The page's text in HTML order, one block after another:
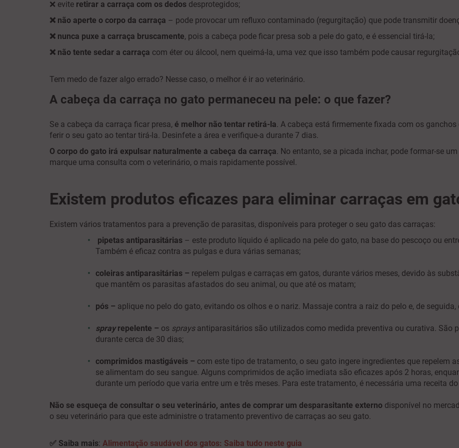
❌ evite retirar a carraça com os dedos desprotegidos;
❌ não aperte o corpo da carraça – pode provocar um refluxo contaminado (regurgitação) que pode transmitir
❌ nunca puxe a carraça bruscamente, pois a cabeça pode ficar presa sob a pele do gato, e é essencial tirá-la;
❌ não tente sedar a carraça com éter ou álcool, nem queimá-la, uma vez que isso também pode causar
Tem medo de fazer algo errado? Nesse caso, o melhor é ir ao veterinário.
A cabeça da carraça no gato permaneceu na pele: o que fazer?
Se a cabeça da carraça ficar presa, é melhor não tentar retirá-la. A cabeça está firmemente fixada com os
ferir o seu gato ao tentar tirá-la. Desinfete a área e verifique-a durante 7 dias.
O corpo do gato irá expulsar naturalmente a cabeça da carraça. No entanto, se a picada inchar, pode formar-se
marque uma consulta com o veterinário, o mais rapidamente possível.
Existem produtos eficazes para eliminar carraças em
Existem vários tratamentos para a prevenção de parasitas, disponíveis para proteger o seu gato das carraças:
pipetas antiparasitárias – este produto líquido é aplicado na pele do gato, na base do pescoço ou
Também é eficaz contra as pulgas e dura várias semanas;
coleiras antiparasitárias – repelem pulgas e carraças em gatos, durante vários meses, devido às
que mantêm os parasitas afastados do seu animal, ou que até os matam;
pós – aplique no pelo do gato, evitando os olhos e o nariz. Massaje contra a raiz do pelo e, de
sprayrepelente – os sprays antiparasitários são utilizados como medida preventiva ou curativa. São
durante cerca de 30 dias;
comprimidos mastigáveis – com este tipo de tratamento, o seu gato ingere ingredientes que repelem
se alimentam do seu sangue. Alguns comprimidos de ação imediata são eficazes após 2 horas,
durante um período que varia entre um e três meses. Para este tratamento, é necessária uma receita
Não se esqueça de consultar o seu veterinário, antes de comprar um desparasitante externo disponível no
o seu veterinário para que este administre o tratamento preventivo de carraças ao seu gato.
✅ Saiba mais: Alimentação saudável dos gatos: Saiba tudo neste guia